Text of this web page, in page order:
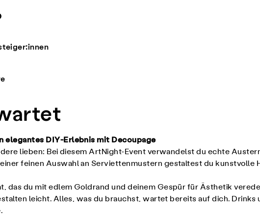
elegantes DIY-Erlebnis mit Decoupage
lieben: Bei diesem ArtNight-Event verwandelst du echte
feinen Auswahl an Serviettenmustern gestaltest du kunstvolle
das du mit edlem Goldrand und deinem Gespür für Ästhetik
leicht. Alles, was du brauchst, wartet bereits auf dich.